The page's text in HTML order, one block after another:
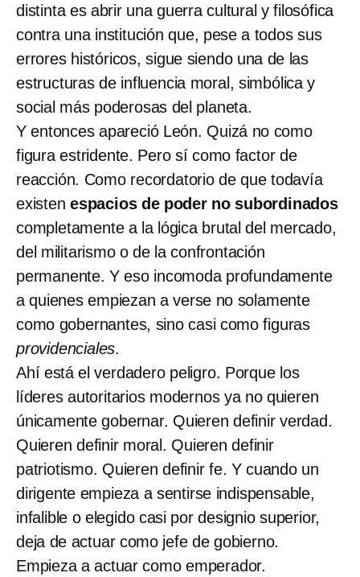
distinta es abrir una guerra cultural y filosófica
contra una institución que, pese a todos sus
errores históricos, sigue siendo una de las
estructuras de influencia moral, simbólica y
social más poderosas del planeta.
Y entonces apareció León. Quizá no como
figura estridente. Pero sí como factor de
reacción. Como recordatorio de que todavía
existen espacios de poder no subordinados
completamente a la lógica brutal del mercado,
del militarismo o de la confrontación
permanente. Y eso incomoda profundamente
a quienes empiezan a verse no solamente
como gobernantes, sino casi como figuras
providenciales.
Ahí está el verdadero peligro. Porque los
líderes autoritarios modernos ya no quieren
únicamente gobernar. Quieren definir verdad.
Quieren definir moral. Quieren definir
patriotismo. Quieren definir fe. Y cuando un
dirigente empieza a sentirse indispensable,
infalible o elegido casi por designio superior,
deja de actuar como jefe de gobierno.
Empieza a actuar como emperador.